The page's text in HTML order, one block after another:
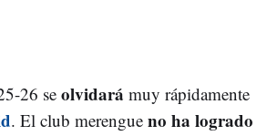
26 seolvidará muy rápidamente
. El club merengue no ha logrado